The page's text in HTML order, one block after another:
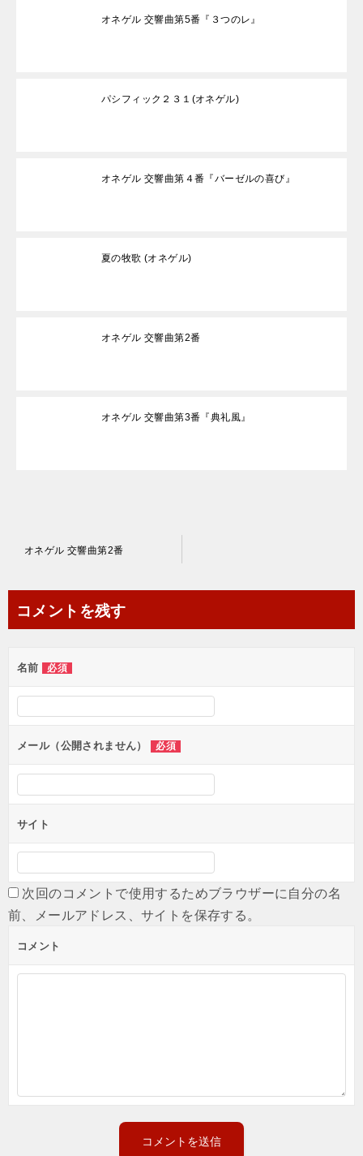
オネゲル 交響曲第5番『３つのレ』
パシフィック２３１(オネゲル)
オネゲル 交響曲第４番『バーゼルの喜び』
夏の牧歌 (オネゲル)
オネゲル 交響曲第2番
オネゲル 交響曲第3番『典礼風』
ビ
ー
ン
オネゲル 交響曲第2番
コメントを残す
名前 必須
メール（公開されません） 必須
サイト
次回のコメントで使用するためブラウザーに自分の名
前、メールアドレス、サイトを保存する。
コメント